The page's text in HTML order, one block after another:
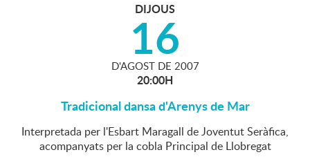
DIJOUS
16
D'AGOST DE 2007
20:00H
Tradicional dansa d'Arenys de Mar
Interpretada per l'Esbart Maragall de Joventut Seràfica,
acompanyats per la cobla Principal de Llobregat